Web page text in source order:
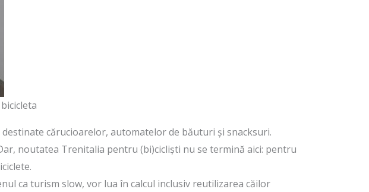
cărucioarelor, automatelor de băuturi și snacksuri.
noutatea Trenitalia pentru (bi)cicliști nu se termină aici: pentru
ca turism slow, vor lua în calcul inclusiv reutilizarea căilor